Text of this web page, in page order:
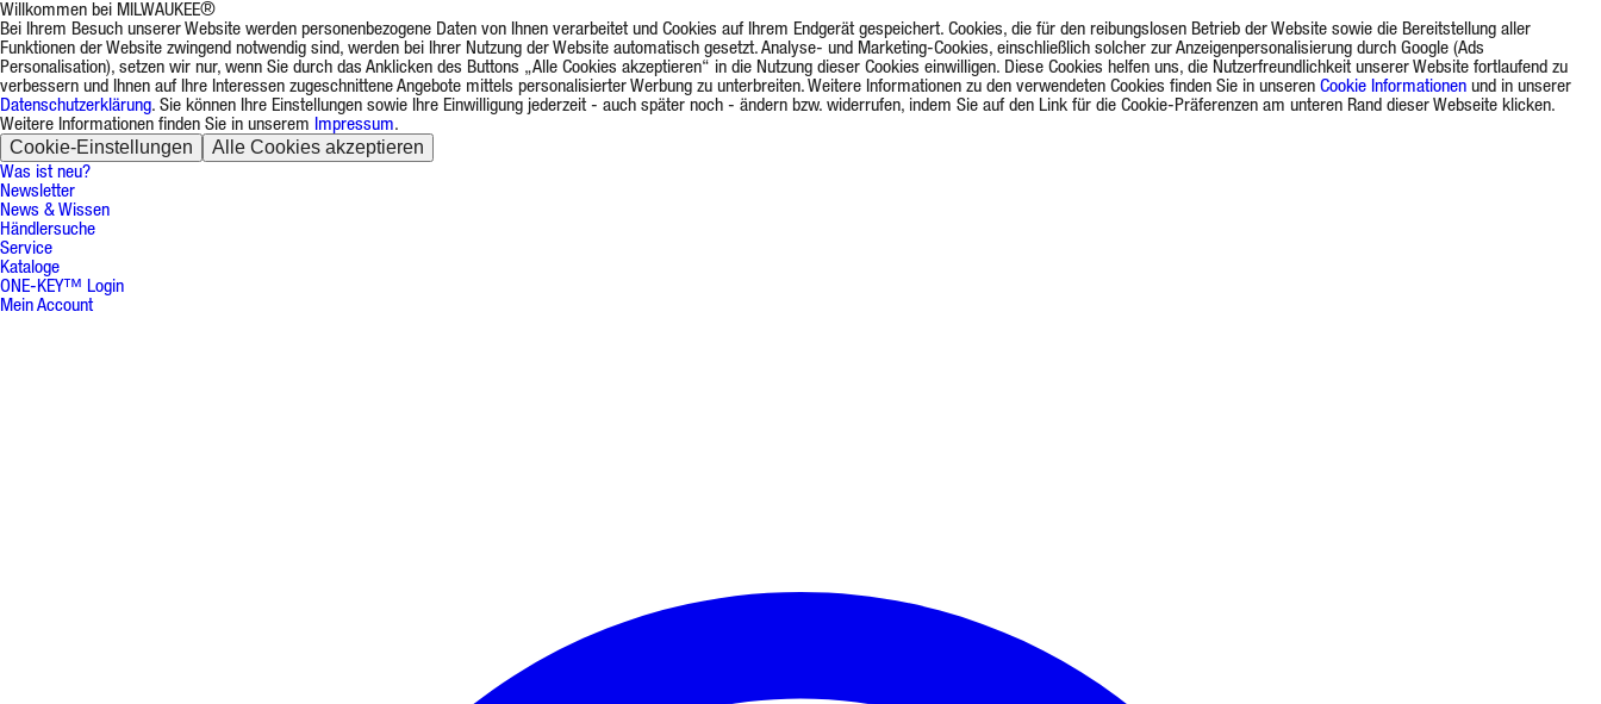
Willkommen bei MILWAUKEE®
Bei Ihrem Besuch unserer Website werden personenbezogene Daten von Ihnen verarbeitet und Cookies auf Ihrem Endgerät gespeichert. Cookies, die für den reibungslosen Betrieb der Website sowie die Bereitstellung aller
Funktionen der Website zwingend notwendig sind, werden bei Ihrer Nutzung der Website automatisch gesetzt. Analyse- und Marketing-Cookies, einschließlich solcher zur Anzeigenpersonalisierung durch Google (Ads
Personalisation), setzen wir nur, wenn Sie durch das Anklicken des Buttons „Alle Cookies akzeptieren“ in die Nutzung dieser Cookies einwilligen. Diese Cookies helfen uns, die Nutzerfreundlichkeit unserer Website fortlaufend zu
verbessern und Ihnen auf Ihre Interessen zugeschnittene Angebote mittels personalisierter Werbung zu unterbreiten. Weitere Informationen zu den verwendeten Cookies finden Sie in unseren Cookie Informationen und in unserer
Datenschutzerklärung. Sie können Ihre Einstellungen sowie Ihre Einwilligung jederzeit - auch später noch - ändern bzw. widerrufen, indem Sie auf den Link für die Cookie-Präferenzen am unteren Rand dieser Webseite klicken.
Weitere Informationen finden Sie in unserem Impressum.
Cookie-Einstellungen Alle Cookies akzeptieren
Was ist neu?
Newsletter
News & Wissen
Händlersuche
Service
Kataloge
ONE-KEY™ Login
Mein Account